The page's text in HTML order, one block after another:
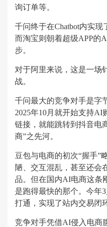
询订单等。
千问终于在Chatbot内实现
而淘宝则朝着超级APP的
步。
对于阿里来说，这是一场
战。
千问最大的竞争对手是字
2025年10月就开始支持
链接，就能跳转到抖音电
商”之先河。
豆包与电商的初次“握手”
陋、交互混乱，甚至还会
品。但在国内AI电商这条
是跑得最快的那个。今年
打通，实现了站内交易闭
竞争对手凭借AI侵入电商